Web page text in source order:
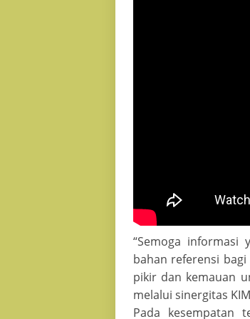
“Semoga
bahan referensi
pikir dan kemauan
melalui sinergitas
Pada kesempatan